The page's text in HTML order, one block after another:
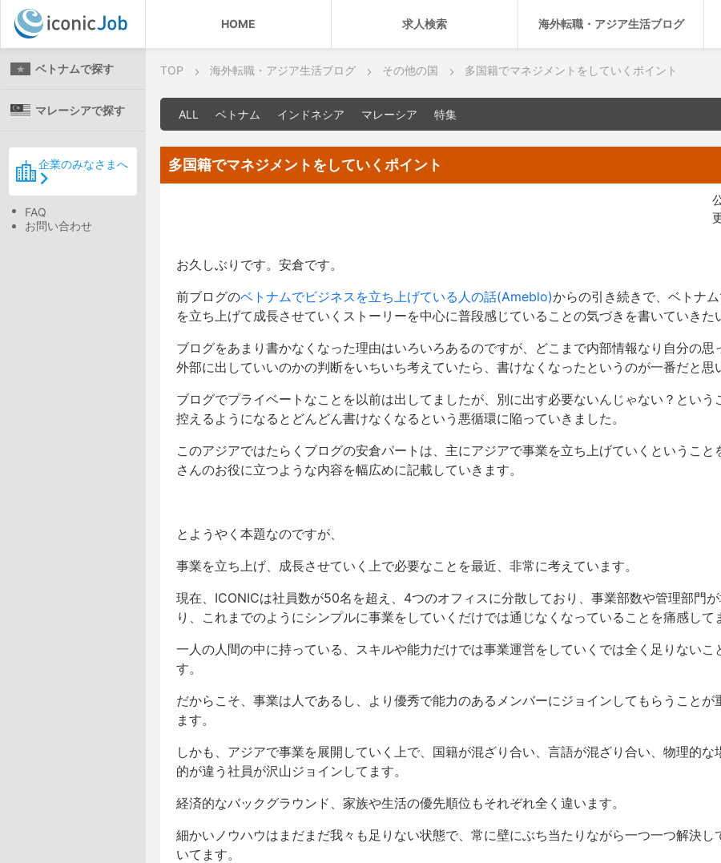
HOME 求人検索 海外転職・アジア生活ブログ
ベトナムで探す
マレーシアで探す
企業のみなさまへ
FAQ
お問い合わせ
TOP 海外転職・アジア生活ブログ その他の国 多国籍でマネジメントをしていくポイント
ALL ベトナム インドネシア マレーシア 特集
多国籍でマネジメントをしていくポイント
お久しぶりです。安倉です。
前ブログのベトナムでビジネスを立ち上げている人の話(Ameblo)からの引き続きで、ベトナ
を立ち上げて成長させていくストーリーを中心に普段感じていることの気づきを書いていきた
ブログをあまり書かなくなった理由はいろいろあるのですが、どこまで内部情報なり自分の思
外部に出していいのかの判断をいちいち考えていたら、書けなくなったというのが一番だと思
ブログでプライベートなことを以前は出してましたが、別に出す必要ないんじゃない？という
控えるようになるとどんどん書けなくなるという悪循環に陥っていきました。
このアジアではたらくブログの安倉パートは、主にアジアで事業を立ち上げていくということ
さんのお役に立つような内容を幅広めに記載していきます。
とようやく本題なのですが、
事業を立ち上げ、成長させていく上で必要なことを最近、非常に考えています。
現在、ICONICは社員数が50名を超え、4つのオフィスに分散しており、事業部数や管理部門
り、これまでのようにシンプルに事業をしていくだけでは通じなくなっていることを痛感して
一人の人間の中に持っている、スキルや能力だけでは事業運営をしていくでは全く足りないこ
す。
だからこそ、事業は人であるし、より優秀で能力のあるメンバーにジョインしてもらうことが
ます。
しかも、アジアで事業を展開していく上で、国籍が混ざり合い、言語が混ざり合い、物理的な
的が違う社員が沢山ジョインしてます。
経済的なバックグラウンド、家族や生活の優先順位もそれぞれ全く違います。
細かいノウハウはまだまだ我々も足りない状態で、常に壁にぶち当たりながら一つ一つ解決し
いてます。